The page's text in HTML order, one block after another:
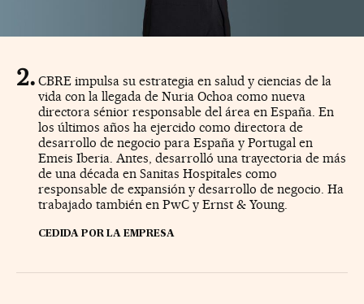
CBRE impulsa su estrategia en salud y ciencias de la
vida con la llegada de Nuria Ochoa como nueva
directora sénior responsable del área en España. En
los últimos años ha ejercido como directora de
desarrollo de negocio para España y Portugal en
Emeis Iberia. Antes, desarrolló una trayectoria de más
de una década en Sanitas Hospitales como
responsable de expansión y desarrollo de negocio. Ha
trabajado también en PwC y Ernst & Young.
CEDIDA POR LA EMPRESA